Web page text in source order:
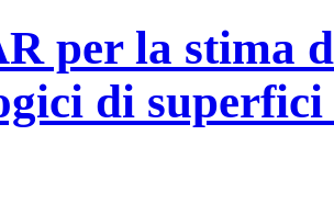
per la stima
di superfici